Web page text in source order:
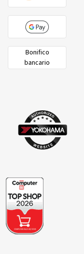
Bonifico
bancario